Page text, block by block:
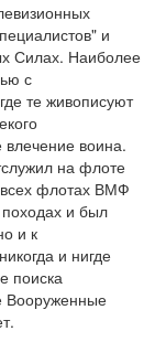
и
Силах. Наиболее
с
те живописуют
воина.
на флоте
флотах ВМФ
и был
и к
и нигде
поиска
Вооруженные